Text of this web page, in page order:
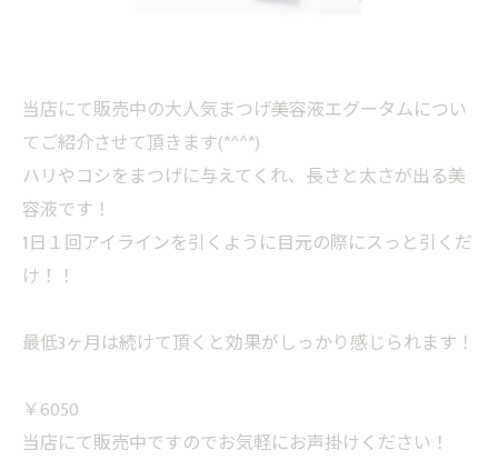
当店にて販売中の大人気まつげ美容液エグータムについ
てご紹介させて頂きます(*^^*)
ハリやコシをまつげに与えてくれ、長さと太さが出る美
容液です！
1日１回アイラインを引くように目元の際にスっと引くだ
け！！
最低3ヶ月は続けて頂くと効果がしっかり感じられます！
￥6050
当店にて販売中ですのでお気軽にお声掛けください！